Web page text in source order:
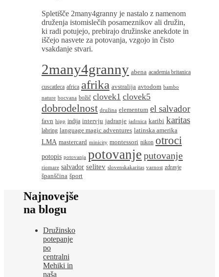
Spletišče 2many4granny je nastalo z namenom
druženja istomislečih posameznikov ali družin,
ki radi potujejo, prebirajo družinske anekdote in
iščejo nasvete za potovanja, vzgojo in čisto
vsakdanje stvari.
2many4granny abena academia britanica
cuscatleca africa afrika avstralija avtodom bambo
nature bocvana božič clovek1 clovek5
dobrodelnost družina elementum el salvador
favn hipp indija intervju jadranje jadrnica karibi karitas
labring language magic adventures latinska amerika
LMA mastercard minicity montessori nikon otroci
potopis potovanja potovanje putovanje
riomare salvador selitev slovenskakaritas varnost zdravje
španščina šport
Najnovejše
na blogu
Družinsko
potepanje
po
centralni
Mehiki in
naša